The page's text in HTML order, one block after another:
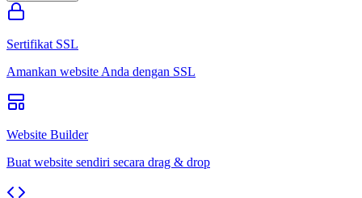
Sertifikat SSL
Amankan website Anda dengan SSL
Website Builder
Buat website sendiri secara drag & drop